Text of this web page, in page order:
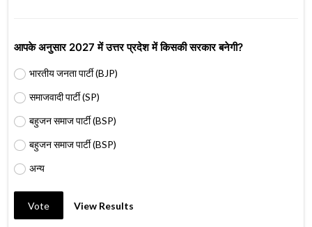
आपके अनुसार 2027 में उत्तर प्रदेश में किसकी सरकार बनेगी?
भारतीय जनता पार्टी (BJP)
समाजवादी पार्टी (SP)
बहुजन समाज पार्टी (BSP)
बहुजन समाज पार्टी (BSP)
अन्य
Vote View Results